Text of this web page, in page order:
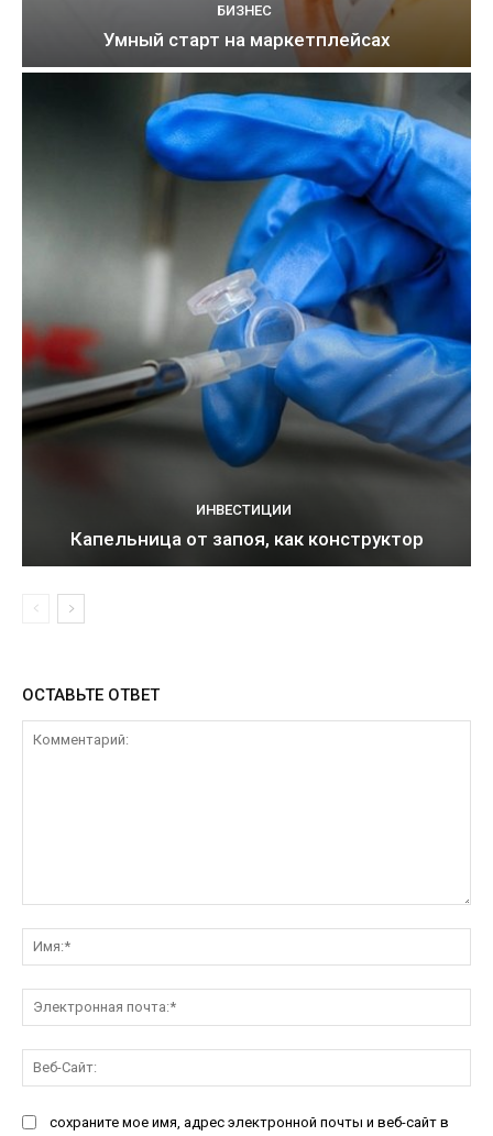
БИЗНЕС
Умный старт на маркетплейсах
ИНВЕСТИЦИИ
Капельница от запоя, как конструктор
ОСТАВЬТЕ ОТВЕТ
сохраните мое имя, адрес электронной почты и веб-сайт в